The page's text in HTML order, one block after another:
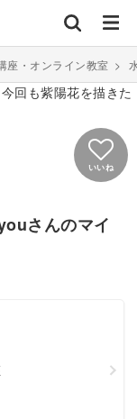
座・オンライン教室 >
いいね
さんのマイ